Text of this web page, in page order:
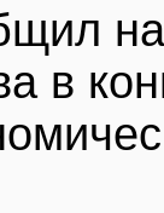
в